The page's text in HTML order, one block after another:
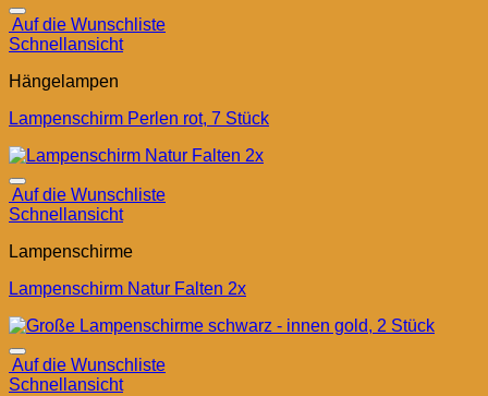
Auf die Wunschliste
Schnellansicht
Hängelampen
Lampenschirm Perlen rot, 7 Stück
Auf die Wunschliste
Schnellansicht
Lampenschirme
Lampenschirm Natur Falten 2x
Auf die Wunschliste
Schnellansicht